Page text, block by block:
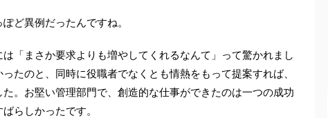
ど異例だったんですね。
「まさか要求よりも増やしてくれるなんて」って驚かれまし
たのと、同時に役職者でなくとも情熱をもって提案すれば、
。お堅い管理部門で、創造的な仕事ができたのは一つの成功
らしかったです。